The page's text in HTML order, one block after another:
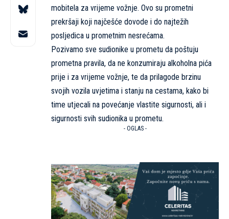
mobitela za vrijeme vožnje. Ovo su prometni
prekršaji koji najčešće dovode i do najtežih
posljedica u prometnim nesrećama.
Pozivamo sve sudionike u prometu da poštuju
prometna pravila, da ne konzumiraju alkoholna pića
prije i za vrijeme vožnje, te da prilagode brzinu
svojih vozila uvjetima i stanju na cestama, kako bi
time utjecali na povećanje vlastite sigurnosti, ali i
sigurnosti svih sudionika u prometu.
- OGLAS -